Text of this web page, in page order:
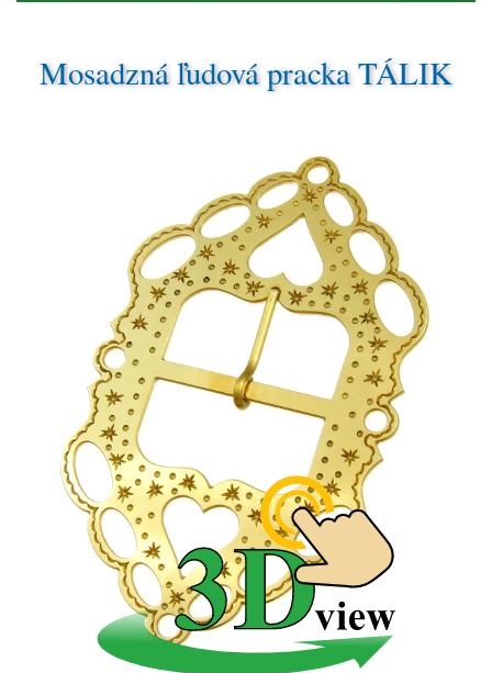
Mosadzná ľudová pracka TÁLIK
farebnou umelou hmotou. Inkrustovanie farebným
kovom bolo obľúbené aj inde a takmer dodnes sa
zachovalo v okolí Zvolena.
Inkrustovanie - zdobenie
mosadznej pracky umelou
hmotou.
Aj niektorí súčasní ľudoví výrobcovia s obľubou
vykladajú mosadz umelou hmotou a používajú túto
techniku aj na sponách a ozdobách, kde sa doteraz
nepoužívala. Technika ľudového inkrustovania je v
podstate jednoduchá a trvácnosť výzdoby závisí od
šikovnosti a starostlivosti výrobcu. Či už sa pri tom
pracuje za tepla či za studena, všetci kovotepci
nazývajú tento postup „vylievanie".
Najzložitejšie inkrustovanie vídavame na detvianskych
retiazkach k mužským klobúkom. Nielenže sú
platničky na nich vykladané veľmi presne, ale väčšie
motívy sú ešte niekedy samy inkrustované inou farbou.
Opísanými technikami pracovali na Slovensku pri
výrobe ľudových šperkov a spínadiel prakticky až po
súčasnosť ľudoví samoukovia aj drobní remeselníci,
ako klampiari, kováči a remenári.